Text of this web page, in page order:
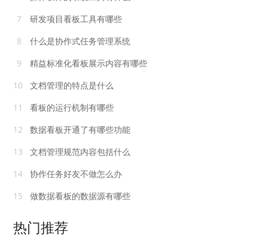
7
研发项目看板工具有哪些
8
什么是协作式任务管理系统
9
精益标准化看板展示内容有哪些
10
文档管理的特点是什么
11
看板的运行机制有哪些
12
数据看板开通了有哪些功能
13
文档管理规范内容包括什么
14
协作任务好友不做怎么办
15
做数据看板的数据源有哪些
热门推荐